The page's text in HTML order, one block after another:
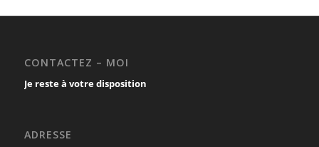
CONTACTEZ – MOI
Je reste à votre disposition
ADRESSE